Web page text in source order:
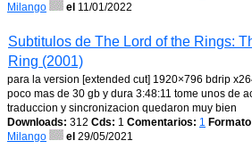
Milango
el 11/01/2022
Subtitulos de The Lord of the Rings:
Ring (2001)
para la version [extended cut] 1920×796 bdrip
poco mas de 30 gb y dura 3:48:11 tome unos de
traduccion y sincronizacion quedaron muy bien
Downloads: 312 Cds: 1 Comentarios: 1
Milango
el 29/05/2021